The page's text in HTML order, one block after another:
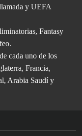
y UEFA
Fantasy
cada uno de los
Francia,
Arabia Saudí y